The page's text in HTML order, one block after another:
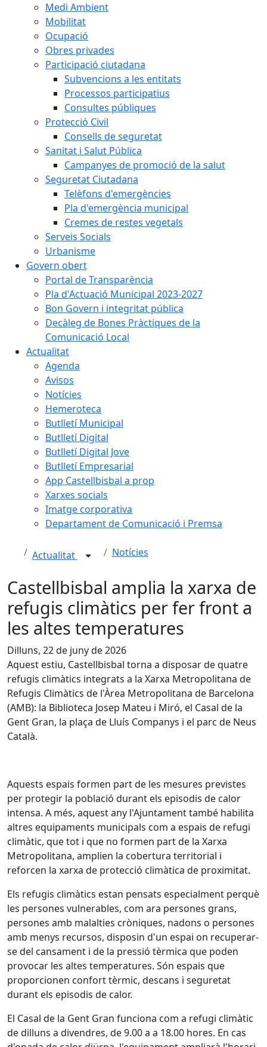
Medi Ambient
Mobilitat
Ocupació
Obres privades
Participació ciutadana
Subvencions a les entitats
Processos participatius
Consultes públiques
Protecció Civil
Consells de seguretat
Sanitat i Salut Pública
Campanyes de promoció de la salut
Seguretat Ciutadana
Telèfons d'emergències
Pla d'emergència municipal
Cremes de restes vegetals
Serveis Socials
Urbanisme
Govern obert
Portal de Transparència
Pla d'Actuació Municipal 2023-2027
Bon Govern i integritat pública
Decàleg de Bones Pràctiques de la
Comunicació Local
Actualitat
Agenda
Avisos
Notícies
Hemeroteca
Butlletí Municipal
Butlletí Digital
Butlletí Digital Jove
Butlletí Empresarial
App Castellbisbal a prop
Xarxes socials
Imatge corporativa
Departament de Comunicació i Premsa
Actualitat Notícies
Castellbisbal amplia la xarxa de
refugis climàtics per fer front a
les altes temperatures
Dilluns, 22 de juny de 2026
Aquest estiu, Castellbisbal torna a disposar de quatre
refugis climàtics integrats a la Xarxa Metropolitana de
Refugis Climàtics de l'Àrea Metropolitana de Barcelona
(AMB): la Biblioteca Josep Mateu i Miró, el Casal de la
Gent Gran, la plaça de Lluís Companys i el parc de Neus
Català.
Aquests espais formen part de les mesures previstes
per protegir la població durant els episodis de calor
intensa. A més, aquest any l'Ajuntament també habilita
altres equipaments municipals com a espais de refugi
climàtic, que tot i que no formen part de la Xarxa
Metropolitana, amplien la cobertura territorial i
reforcen la xarxa de protecció climàtica de proximitat.
Els refugis climàtics estan pensats especialment perquè
les persones vulnerables, com ara persones grans,
persones amb malalties cròniques, nadons o persones
amb menys recursos, disposin d'un espai on recuperar-
se del cansament i de la pressió tèrmica que poden
provocar les altes temperatures. Són espais que
proporcionen confort tèrmic, descans i seguretat
durant els episodis de calor.
El Casal de la Gent Gran funciona com a refugi climàtic
de dilluns a divendres, de 9.00 a a 18.00 hores. En cas